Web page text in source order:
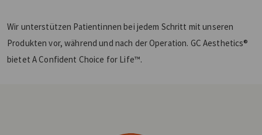
Wir unterstützen Patientinnen bei jedem Schritt mit unseren
Produkten vor, während und nach der Operation. GC Aesthetics®
bietet A Confident Choice for Life™.